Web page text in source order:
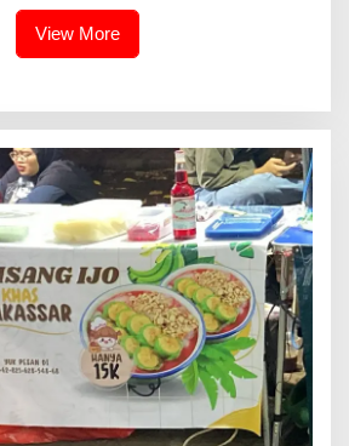
View More